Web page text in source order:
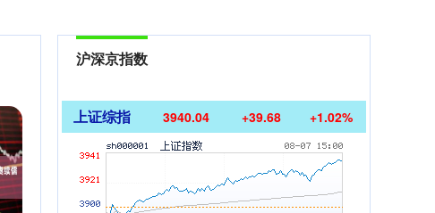
沪深京指数
上证综指 3940.04 +39.68 +1.02%